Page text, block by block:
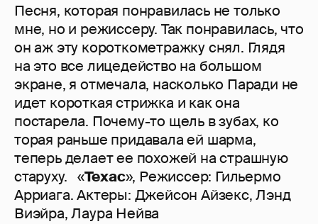
Песня, которая понравилась не только
мне, но и режиссеру. Так понравилась, что
он аж эту короткометражку снял. Глядя
на это все лицедейство на большом
экране, я отмечала, насколько Паради не
идет короткая стрижка и как она
постарела. Почему-то щель в зубах, ко
торая раньше придавала ей шарма,
теперь делает ее похожей на страшную
старуху. «Техас», Режиссер: Гильермо
Арриага. Актеры: Джейсон Айзекс, Лэнд
Виэйра, Лаура Нейва